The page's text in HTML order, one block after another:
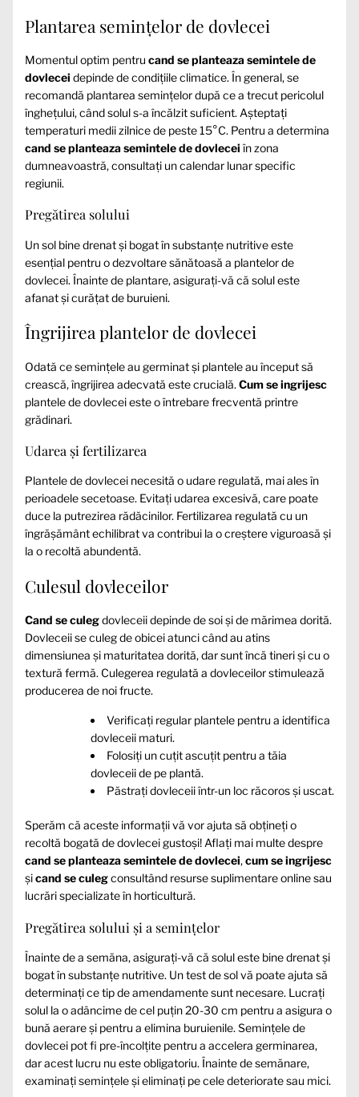
Plantarea semințelor de dovlecei
Momentul optim pentru cand se planteaza semintele de
dovlecei depinde de condițiile climatice. În general, se
recomandă plantarea semințelor după ce a trecut pericolul
înghețului, când solul s-a încălzit suficient. Așteptați
temperaturi medii zilnice de peste 15°C. Pentru a determina
cand se planteaza semintele de dovlecei în zona
dumneavoastră, consultați un calendar lunar specific
regiunii.
Pregătirea solului
Un sol bine drenat și bogat în substanțe nutritive este
esențial pentru o dezvoltare sănătoasă a plantelor de
dovlecei. Înainte de plantare, asigurați-vă că solul este
afanat și curățat de buruieni.
Îngrijirea plantelor de dovlecei
Odată ce semințele au germinat și plantele au început să
crească, îngrijirea adecvată este crucială. Cum se ingrijesc
plantele de dovlecei este o întrebare frecventă printre
grădinari.
Udarea și fertilizarea
Plantele de dovlecei necesită o udare regulată, mai ales în
perioadele secetoase. Evitați udarea excesivă, care poate
duce la putrezirea rădăcinilor. Fertilizarea regulată cu un
îngrășământ echilibrat va contribui la o creștere viguroasă și
la o recoltă abundentă.
Culesul dovleceilor
Cand se culegdovleceii depinde de soi și de mărimea dorită.
Dovleceii se culeg de obicei atunci când au atins
dimensiunea și maturitatea dorită, dar sunt încă tineri și cu o
textură fermă. Culegerea regulată a dovleceilor stimulează
producerea de noi fructe.
Verificați regular plantele pentru a identifica
dovleceii maturi.
Folosiți un cuțit ascuțit pentru a tăia
dovleceii de pe plantă.
Păstrați dovleceii într-un loc răcoros și uscat.
Sperăm că aceste informații vă vor ajuta să obțineți o
recoltă bogată de dovlecei gustoși! Aflați mai multe despre
cand se planteaza semintele de dovlecei,cum se ingrijesc
șicand se culegconsultând resurse suplimentare online sau
lucrări specializate în horticultură.
Pregătirea solului și a semințelor
Înainte de a semăna, asigurați-vă că solul este bine drenat și
bogat în substanțe nutritive. Un test de sol vă poate ajuta să
determinați ce tip de amendamente sunt necesare. Lucrați
solul la o adâncime de cel puțin 20-30 cm pentru a asigura o
bună aerare și pentru a elimina buruienile. Semințele de
dovlecei pot fi pre-încolțite pentru a accelera germinarea,
dar acest lucru nu este obligatoriu. Înainte de semănare,
examinați semințele și eliminați pe cele deteriorate sau mici.